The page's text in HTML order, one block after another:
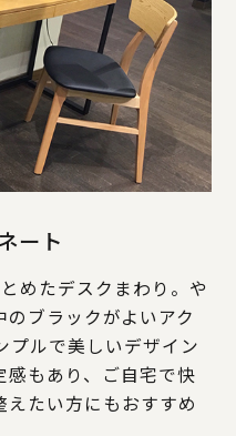
ート
めたデスクまわり。や
ブラックがよいアク
プルで美しいデザイン
もあり、ご自宅で快
たい方にもおすすめ